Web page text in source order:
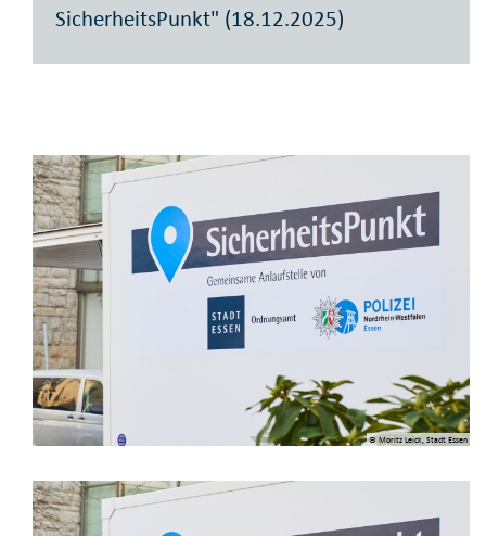
SicherheitsPunkt" (18.12.2025)
© Moritz Leick, Stadt Essen